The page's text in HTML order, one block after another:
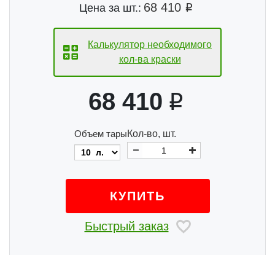
Цена за шт.: 68 410
Калькулятор необходимого
кол-ва краски
68 410
Объем тарыКол-во, шт.
КУПИТЬ
Быстрый заказ